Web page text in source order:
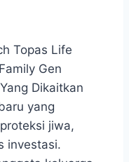
Topas Life
Gen
Dikaitkan
yang
jiwa,
investasi.